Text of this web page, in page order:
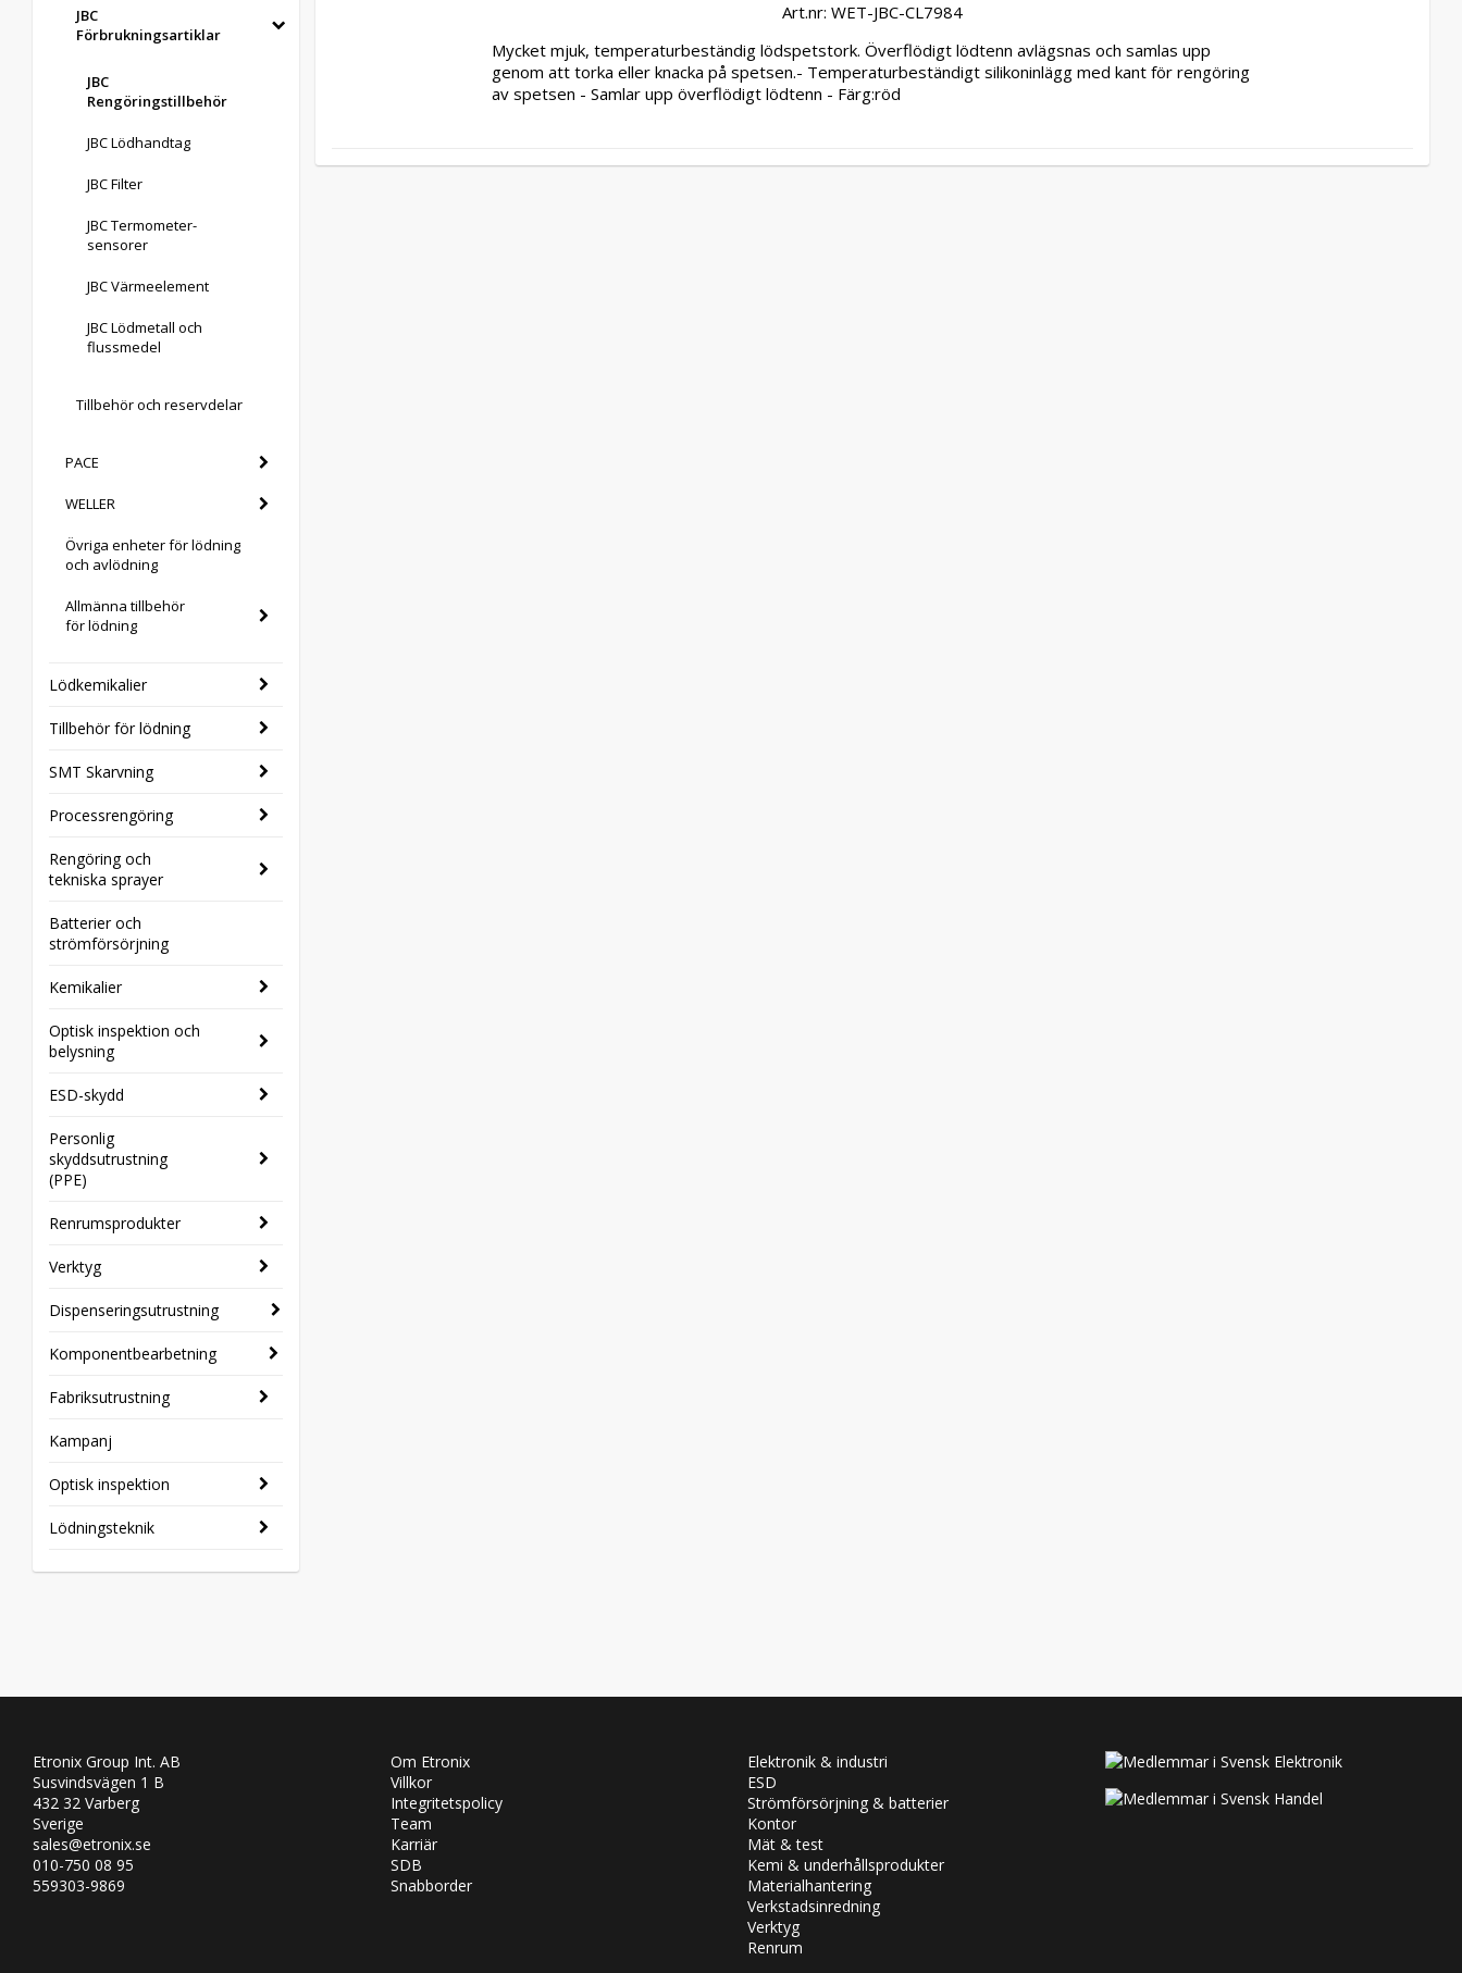
JBC
Förbrukningsartiklar
JBC
Rengöringstillbehör
JBC Lödhandtag
JBC Filter
JBC Termometer-
sensorer
JBC Värmeelement
JBC Lödmetall och
flussmedel
Tillbehör och reservdelar
PACE
WELLER
Övriga enheter för lödning
och avlödning
Allmänna tillbehör
för lödning
Lödkemikalier
Tillbehör för lödning
SMT Skarvning
Processrengöring
Rengöring och
tekniska sprayer
Batterier och
strömförsörjning
Kemikalier
Optisk inspektion och
belysning
ESD-skydd
Personlig
skyddsutrustning
(PPE)
Renrumsprodukter
Verktyg
Dispenseringsutrustning
Komponentbearbetning
Fabriksutrustning
Kampanj
Optisk inspektion
Lödningsteknik
Art.nr: WET-JBC-CL7984
Mycket mjuk, temperaturbeständig lödspetstork. Överflödigt lödtenn avlägsnas och samlas upp
genom att torka eller knacka på spetsen.- Temperaturbeständigt silikoninlägg med kant för rengöring
av spetsen - Samlar upp överflödigt lödtenn - Färg:röd
Etronix Group Int. AB
Susvindsvägen 1 B
432 32 Varberg
Sverige
sales@etronix.se
010-750 08 95
559303-9869
Om Etronix
Villkor
Integritetspolicy
Team
Karriär
SDB
Snabborder
Elektronik & industri
ESD
Strömförsörjning & batterier
Kontor
Mät & test
Kemi & underhållsprodukter
Materialhantering
Verkstadsinredning
Verktyg
Renrum